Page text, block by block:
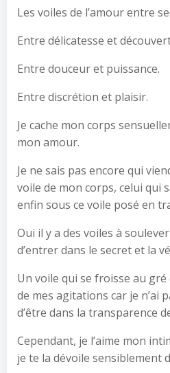
Les voiles de l’amour entre
Entre délicatesse et
Entre douceur et puissance.
Entre discrétion et plaisir.
Je cache mon corps
mon amour.
Je ne sais pas encore qui
voile de mon corps, celui qui
enfin sous ce voile posé en
Oui il y a des voiles à
d’entrer dans le secret et la
Un voile qui se froisse au
de mes agitations car je n’ai
d’être dans la transparence
Cependant, je l’aime mon
je te la dévoile sensiblement